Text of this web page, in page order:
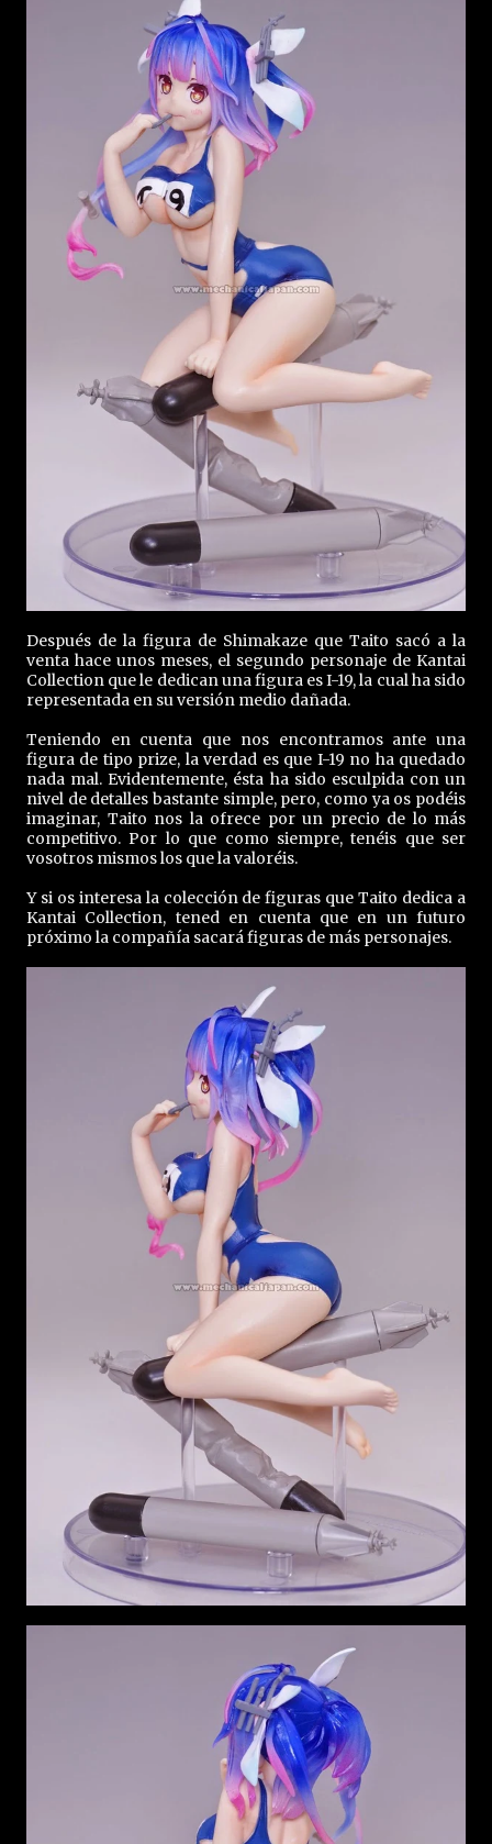
Después de la figura de Shimakaze que Taito sacó a la
venta hace unos meses, el segundo personaje de Kantai
Collection que le dedican una figura es I-19, la cual ha sido
representada en su versión medio dañada.
Teniendo en cuenta que nos encontramos ante una
figura de tipo prize, la verdad es que I-19 no ha quedado
nada mal. Evidentemente, ésta ha sido esculpida con un
nivel de detalles bastante simple, pero, como ya os podéis
imaginar, Taito nos la ofrece por un precio de lo más
competitivo. Por lo que como siempre, tenéis que ser
vosotros mismos los que la valoréis.
Y si os interesa la colección de figuras que Taito dedica a
Kantai Collection, tened en cuenta que en un futuro
próximo la compañía sacará figuras de más personajes.